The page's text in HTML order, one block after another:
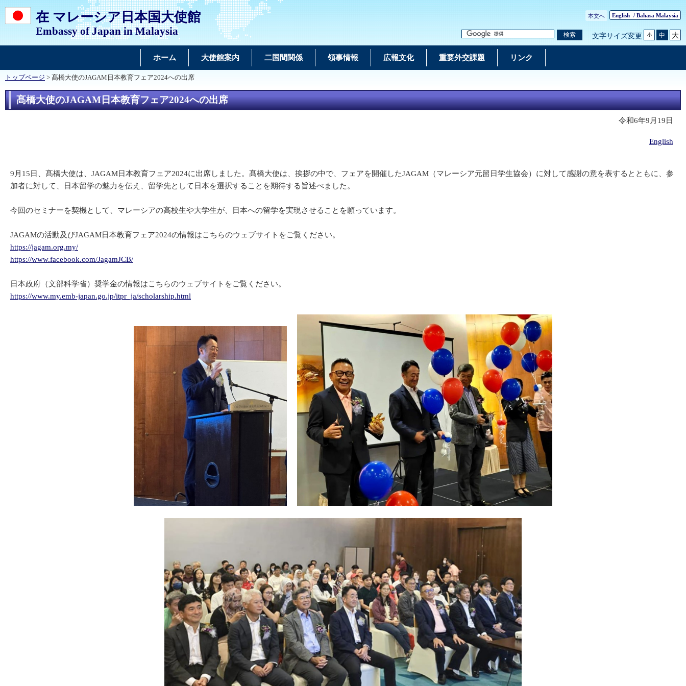
在 マレーシア日本国大使館
Embassy of Japan in Malaysia
本文へ English / Bahasa Malaysia
検索 文字サイズ変更 小 中 大
ホーム 大使館案内 二国間関係 領事情報 広報文化 重要外交課題 リンク
トップページ > 髙橋大使のJAGAM日本教育フェア2024への出席
髙橋大使のJAGAM日本教育フェア2024への出席
令和6年9月19日
English
9月15日、髙橋大使は、JAGAM日本教育フェア2024に出席しました。髙橋大使は、挨拶の中で、フェアを開催したJAGAM（マレーシア元留日学生協会）に対して感謝の意を表するとともに、参
加者に対して、日本留学の魅力を伝え、留学先として日本を選択することを期待する旨述べました。
今回のセミナーを契機として、マレーシアの高校生や大学生が、日本への留学を実現させることを願っています。
JAGAMの活動及びJAGAM日本教育フェア2024の情報はこちらのウェブサイトをご覧ください。
https://jagam.org.my/
https://www.facebook.com/JagamJCB/
日本政府（文部科学省）奨学金の情報はこちらのウェブサイトをご覧ください。
https://www.my.emb-japan.go.jp/itpr_ja/scholarship.html